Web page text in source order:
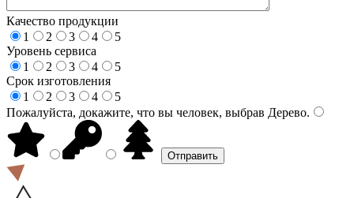
Качество продукции
1
2 3 4
5
Уровень сервиса
1
2 3 4
5
Срок изготовления
1
2 3 4
5
Пожалуйста, докажите, что вы человек, выбрав Дерево.